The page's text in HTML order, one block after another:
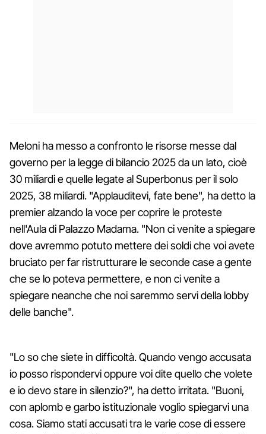
Meloni ha messo a confronto le risorse messe dal
governo per la legge di bilancio 2025 da un lato, cioè
30 miliardi e quelle legate al Superbonus per il solo
2025, 38 miliardi. "Applauditevi, fate bene", ha detto la
premier alzando la voce per coprire le proteste
nell'Aula di Palazzo Madama. "Non ci venite a spiegare
dove avremmo potuto mettere dei soldi che voi avete
bruciato per far ristrutturare le seconde case a gente
che se lo poteva permettere, e non ci venite a
spiegare neanche che noi saremmo servi della lobby
delle banche".
"Lo so che siete in difficoltà. Quando vengo accusata
io posso rispondervi oppure voi dite quello che volete
e io devo stare in silenzio?", ha detto irritata. "Buoni,
con aplomb e garbo istituzionale voglio spiegarvi una
cosa. Siamo stati accusati tra le varie cose di essere